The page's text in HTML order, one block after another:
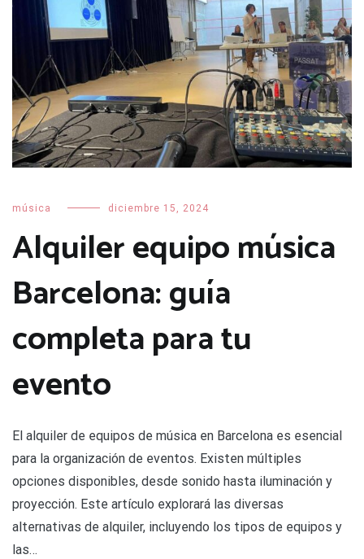
música diciembre 15, 2024
Alquiler equipo música
Barcelona: guía
completa para tu
evento
El alquiler de equipos de música en Barcelona es esencial
para la organización de eventos. Existen múltiples
opciones disponibles, desde sonido hasta iluminación y
proyección. Este artículo explorará las diversas
alternativas de alquiler, incluyendo los tipos de equipos y
las…